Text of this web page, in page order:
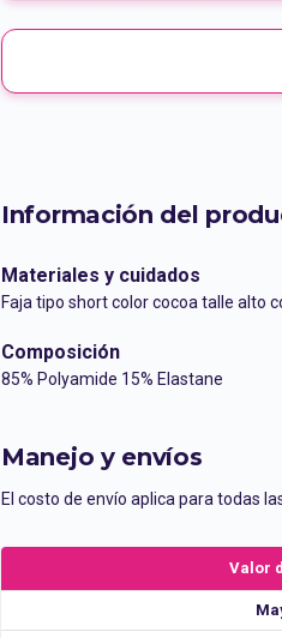
Información del
Materiales y cuidados
Faja tipo short color cocoa talle alto
Composición
85% Polyamide 15% Elastane
Manejo y envíos
El costo de envío aplica para todas
Valor